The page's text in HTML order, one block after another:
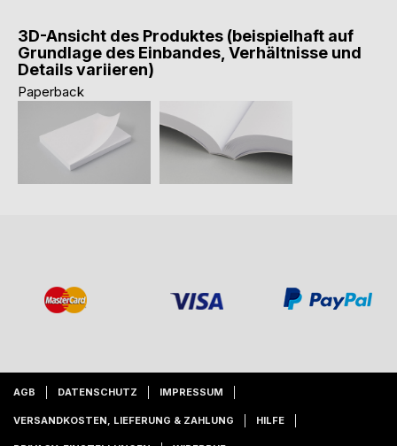
3D-Ansicht des Produktes (beispielhaft auf
Grundlage des Einbandes, Verhältnisse und
Details variieren)
Paperback
AGB DATENSCHUTZ IMPRESSUM
VERSANDKOSTEN, LIEFERUNG & ZAHLUNG HILFE